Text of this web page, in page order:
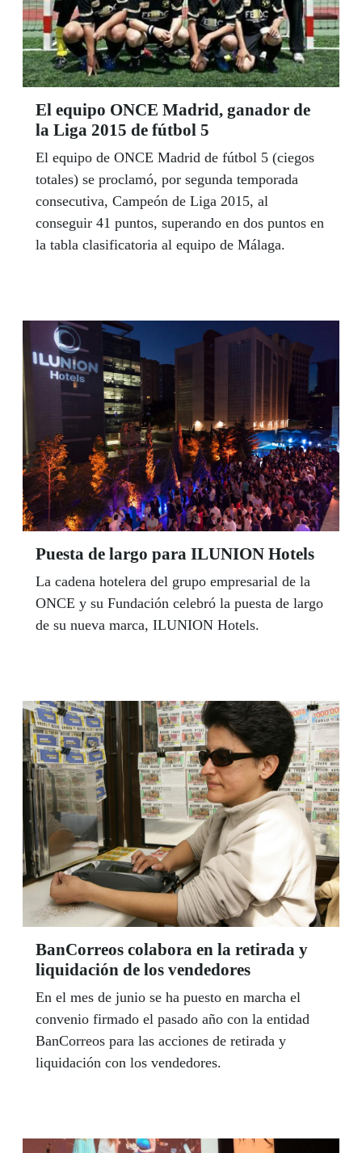
El equipo ONCE Madrid, ganador de
la Liga 2015 de fútbol 5
El equipo de ONCE Madrid de fútbol 5 (ciegos
totales) se proclamó, por segunda temporada
consecutiva, Campeón de Liga 2015, al
conseguir 41 puntos, superando en dos puntos en
la tabla clasificatoria al equipo de Málaga.
Puesta de largo para ILUNION Hotels
La cadena hotelera del grupo empresarial de la
ONCE y su Fundación celebró la puesta de largo
de su nueva marca, ILUNION Hotels.
BanCorreos colabora en la retirada y
liquidación de los vendedores
En el mes de junio se ha puesto en marcha el
convenio firmado el pasado año con la entidad
BanCorreos para las acciones de retirada y
liquidación con los vendedores.